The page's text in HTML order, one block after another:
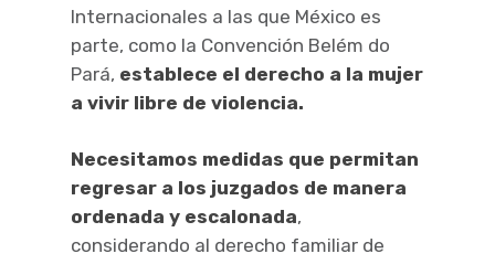
Internacionales a las que México es
parte, como la Convención Belém do
Pará, establece el derecho a la mujer
a vivir libre de violencia.
Necesitamos medidas que permitan
regresar a los juzgados de manera
ordenada y escalonada,
considerando al derecho familiar de